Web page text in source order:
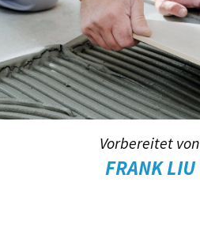
Vorbereitet von
FRANK LIU